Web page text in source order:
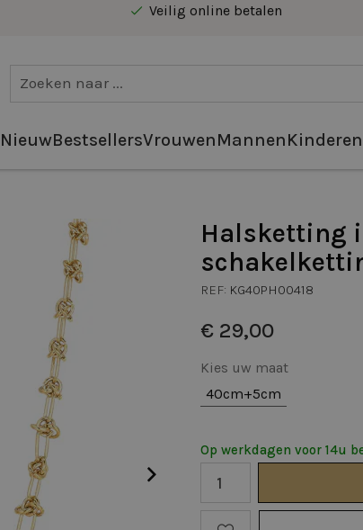
Gratis levering vanaf €40 in Benelux
Gratis levering vanaf €40 in Benelux
NieuwBestsellersVrouwenMannenKinderen
Halsketting
REF: KG40PH00418
€ 29,00
Kies uw maat
40cm+5cm
Op werkdagen voor 14u